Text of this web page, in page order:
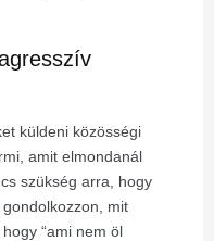
küldeni közösségi
amit elmondanál
szükség arra, hogy
mit
“ami nem öl